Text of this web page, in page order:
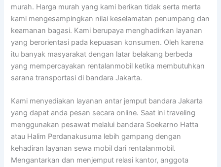
murah. Harga murah yang kami berikan tidak serta merta
kami mengesampingkan nilai keselamatan penumpang dan
keamanan bagasi. Kami berupaya menghadirkan layanan
yang berorientasi pada kepuasan konsumen. Oleh karena
itu banyak masyarakat dengan latar belakang berbeda
yang mempercayakan rentalanmobil ketika membutuhkan
sarana transportasi di bandara Jakarta.
Kami menyediakan layanan antar jemput bandara Jakarta
yang dapat anda pesan secara online. Saat ini traveling
menggunakan pesawat melalui bandara Soekarno Hatta
atau Halim Perdanakusuma lebih gampang dengan
kehadiran layanan sewa mobil dari rentalanmobil.
Mengantarkan dan menjemput relasi kantor, anggota